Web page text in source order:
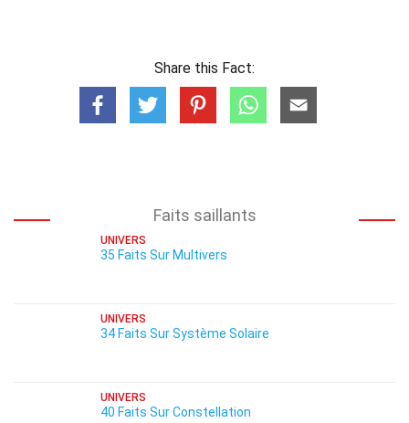
Share this Fact:
Faits saillants
UNIVERS
35 Faits Sur Multivers
UNIVERS
34 Faits Sur Système Solaire
UNIVERS
40 Faits Sur Constellation